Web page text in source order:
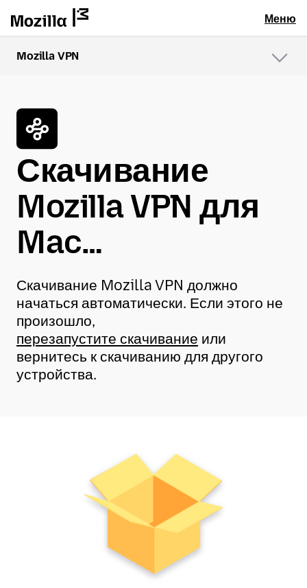
Меню
Mozilla VPN
Скачивание
Mozilla VPN для
Mac…
Скачивание Mozilla VPN должно
начаться автоматически. Если этого не
произошло,
перезапустите скачивание или
вернитесь к скачиванию для другого
устройства.